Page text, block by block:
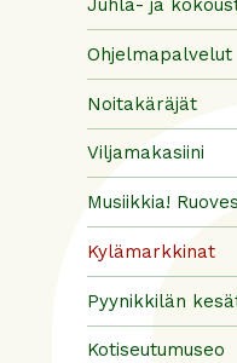
Juhla- ja
Ohjelmapalvelut
Noitakäräjät
Viljamakasiini
Musiikkia!
Kylämarkkinat
Pyynikkilän
Kotiseutumuseo